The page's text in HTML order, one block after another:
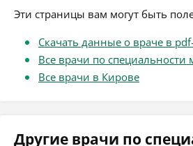
Эти страницы вам могут быть
Скачать данные о враче в
Все врачи по специальности
Все врачи в Кирове
Другие врачи по